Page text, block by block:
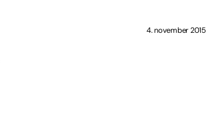
4. november 2015